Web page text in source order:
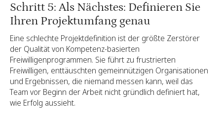
Schritt 5: Als Nächstes: Definieren Sie
Ihren Projektumfang genau
Eine schlechte Projektdefinition ist der größte Zerstörer
der Qualität von Kompetenz-basierten
Freiwilligenprogrammen. Sie führt zu frustrierten
Freiwilligen, enttäuschten gemeinnützigen Organisationen
und Ergebnissen, die niemand messen kann, weil das
Team vor Beginn der Arbeit nicht gründlich definiert hat,
wie Erfolg aussieht.